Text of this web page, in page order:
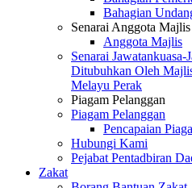
Bahagian
Senarai Anggota Majlis
Anggota Majlis
Senarai
Ditubuhkan Oleh
Melayu Perak
Piagam Pelanggan
Piagam Pelanggan
Pencapaian
Hubungi Kami
Pejabat Pentadbiran
Zakat